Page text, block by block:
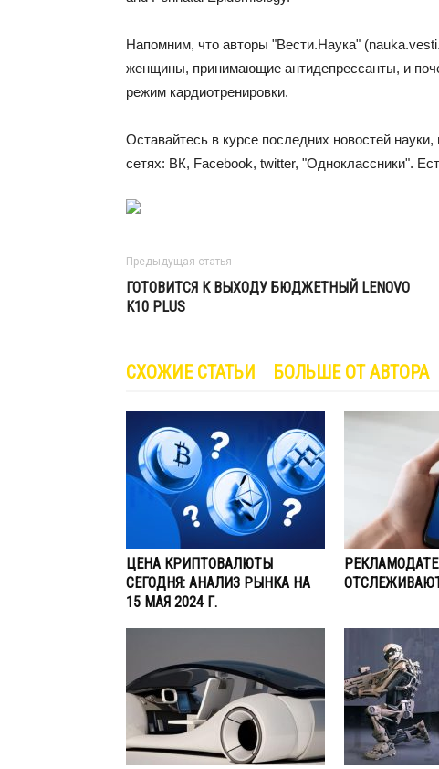
Напомним, что авторы "Вести.Наука"
женщины, принимающие антидепрессанты, и
режим кардиотренировки.
Оставайтесь в курсе последних новостей
сетях: ВК, Facebook, twitter, "Одноклассники".
Предыдущая статья
ГОТОВИТСЯ К ВЫХОДУ БЮДЖЕТНЫЙ LENOVO
K10 PLUS
СХОЖИЕ СТАТЬИ БОЛЬШЕ ОТ АВТОРА
ЦЕНА КРИПТОВАЛЮТЫ
СЕГОДНЯ: АНАЛИЗ РЫНКА НА
15 МАЯ 2024 Г.